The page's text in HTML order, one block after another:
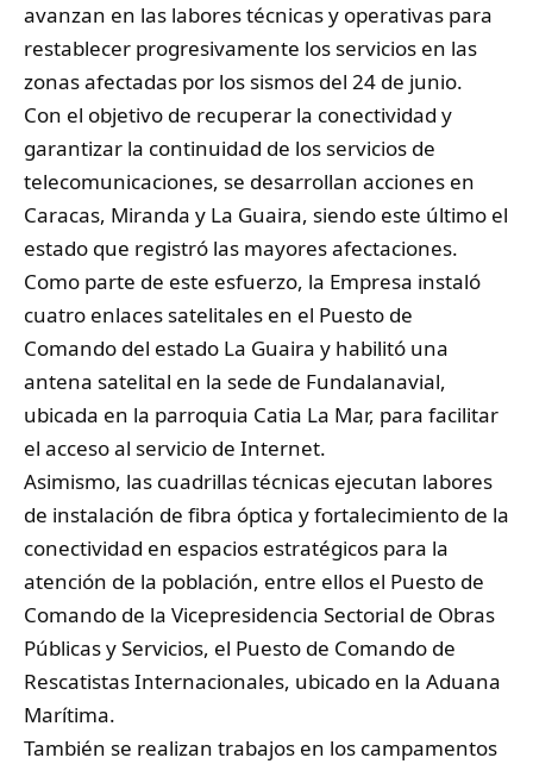
avanzan en las labores técnicas y operativas para
restablecer progresivamente los servicios en las
zonas afectadas por los sismos del 24 de junio.
Con el objetivo de recuperar la conectividad y
garantizar la continuidad de los servicios de
telecomunicaciones, se desarrollan acciones en
Caracas, Miranda y La Guaira, siendo este último el
estado que registró las mayores afectaciones.
Como parte de este esfuerzo, la Empresa instaló
cuatro enlaces satelitales en el Puesto de
Comando del estado La Guaira y habilitó una
antena satelital en la sede de Fundalanavial,
ubicada en la parroquia Catia La Mar, para facilitar
el acceso al servicio de Internet.
Asimismo, las cuadrillas técnicas ejecutan labores
de instalación de fibra óptica y fortalecimiento de la
conectividad en espacios estratégicos para la
atención de la población, entre ellos el Puesto de
Comando de la Vicepresidencia Sectorial de Obras
Públicas y Servicios, el Puesto de Comando de
Rescatistas Internacionales, ubicado en la Aduana
Marítima.
También se realizan trabajos en los campamentos